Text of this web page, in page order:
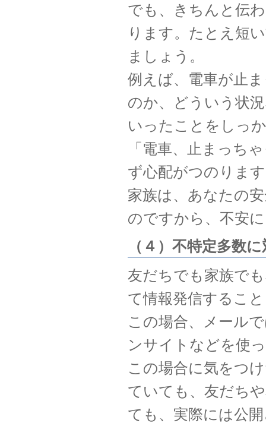
でも、きちんと伝
ります。たとえ短
ましょう。
例えば、電車が止
のか、どういう状
いったことをしっ
「電車、止まっち
ず心配がつのりま
家族は、あなたの
のですから、不安
（４）不特定多数
友だちでも家族で
て情報発信するこ
この場合、メール
ンサイトなどを使
この場合に気をつ
ていても、友だち
ても、実際には公